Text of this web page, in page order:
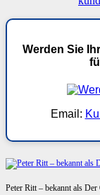
Werden Sie
Email:
Peter Ritt – bekannt als